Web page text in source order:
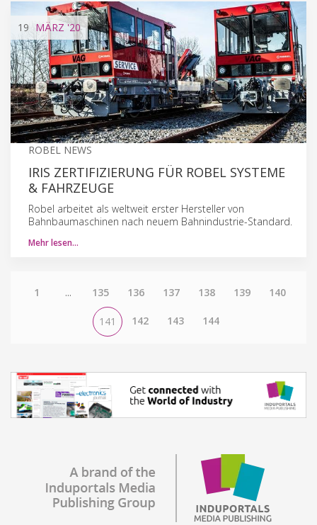
19 MÄRZ'20
ROBEL NEWS
IRIS ZERTIFIZIERUNG FÜR ROBEL SYSTEME
& FAHRZEUGE
Robel arbeitet als weltweit erster Hersteller von
Bahnbaumaschinen nach neuem Bahnindustrie-Standard.
Mehr lesen…
1 ... 135 136 137 138 139 140
141 142 143 144